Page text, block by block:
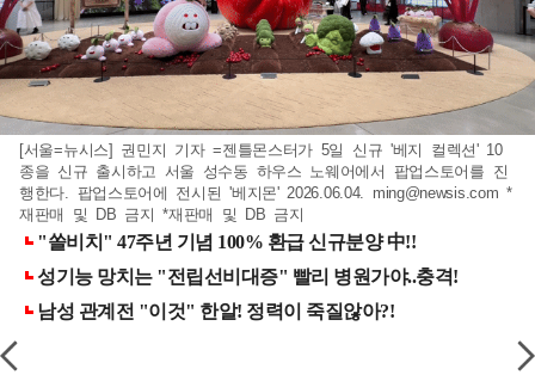
[서울=뉴시스] 권민지 기자 =젠틀몬스터가 5일 신규 '베지 컬렉션' 10
종을 신규 출시하고 서울 성수동 하우스 노웨어에서 팝업스토어를 진
행한다. 팝업스토어에 전시된 '베지몬' 2026.06.04. ming@newsis.com *
재판매 및 DB 금지 *재판매 및 DB 금지